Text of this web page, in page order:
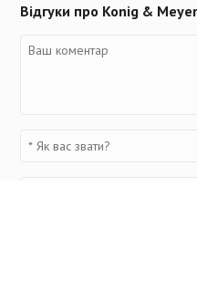
Відгуки про Konig &